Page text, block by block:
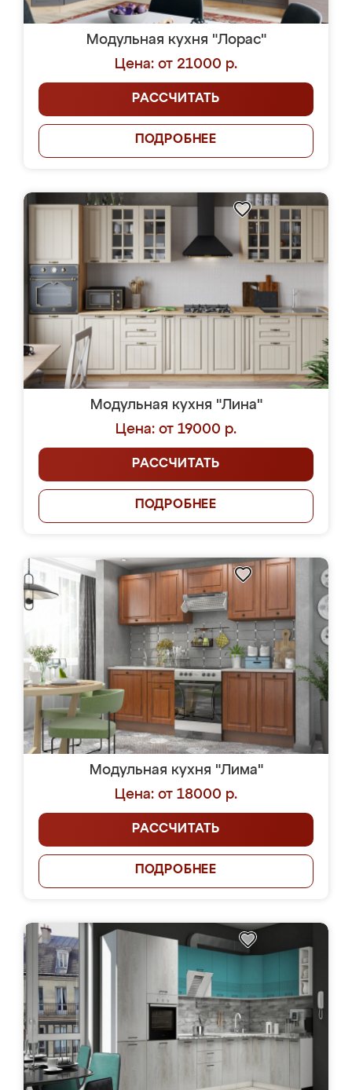
Модульная кухня "Лорас"
Цена: от 21000 р.
РАССЧИТАТЬ
ПОДРОБНЕЕ
Модульная кухня "Лина"
Цена: от 19000 р.
РАССЧИТАТЬ
ПОДРОБНЕЕ
Модульная кухня "Лима"
Цена: от 18000 р.
РАССЧИТАТЬ
ПОДРОБНЕЕ